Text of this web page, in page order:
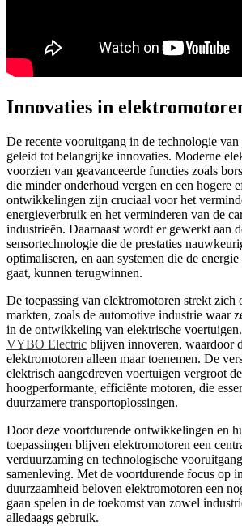
Innovaties in
De recente vooruitgang in de technologie van
geleid tot belangrijke innovaties. Moderne
voorzien van geavanceerde functies zoals
die minder onderhoud vergen en een hogere
ontwikkelingen zijn cruciaal voor het
energieverbruik en het verminderen van de
industrieën. Daarnaast wordt er gewerkt aan
sensortechnologie die de prestaties
optimaliseren, en aan systemen die de
gaat, kunnen terugwinnen.
De toepassing van elektromotoren strekt
markten, zoals de automotive industrie waar
in de ontwikkeling van elektrische
VYBO Electric blijven innoveren, waardoor
elektromotoren alleen maar toenemen. De
elektrisch aangedreven voertuigen vergroot
hoogperformante, efficiënte motoren, die
duurzamere transportoplossingen.
Door deze voortdurende ontwikkelingen en
toepassingen blijven elektromotoren een
verduurzaming en technologische
samenleving. Met de voortdurende focus op
duurzaamheid beloven elektromotoren een
gaan spelen in de toekomst van zowel
alledaags gebruik.